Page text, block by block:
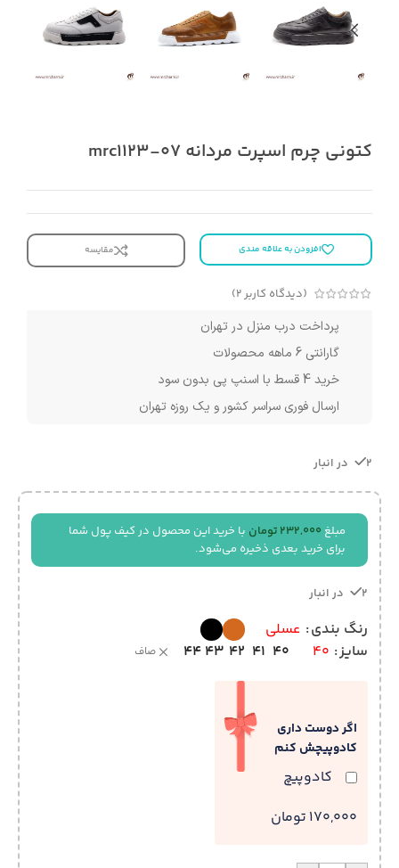
کتونی چرم اسپرت مردانه mrc1123-07
افزودن به علاقه مندی مقایسه
(دیدگاه کاربر2
)
پرداخت درب منزل در تهران
گارانتی 6 ماهه محصولات
خرید 4 قسط با اسنپ پی بدون سود
ارسال فوری سراسر کشور و یک روزه تهران
2 در انبار
مبلغ 232,000 تومان با خرید این محصول در کیف پول شما
برای خرید بعدی ذخیره می‌شود.
2 در انبار
رنگ بندی عسلی
سایز 40
40
41
42
43
44 صاف
اگر دوست داری
کادوپیچش کنم
کادوپیچ
170,000 تومان